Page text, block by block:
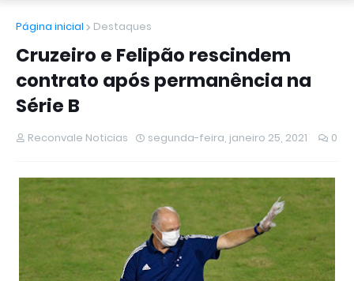
Página inicial Destaques
Cruzeiro e Felipão rescindem
contrato após permanência na
Série B
Reconvale Noticias segunda-feira, janeiro 25, 2021 0